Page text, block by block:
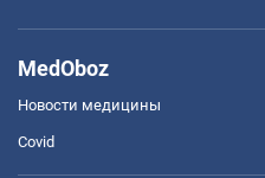
MedOboz
Новости медицины
Covid